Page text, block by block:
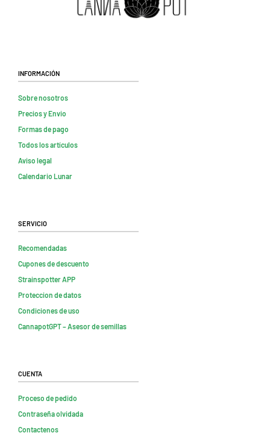
Información
Sobre nosotros
Precios y Envio
Formas de pago
Todos los artículos
Aviso legal
Calendario Lunar
Servicio
Recomendadas
Cupones de descuento
Strainspotter APP
Proteccion de datos
Condiciones de uso
CannapotGPT – Asesor de semillas
Cuenta
Proceso de pedido
Contraseña olvidada
Contactenos